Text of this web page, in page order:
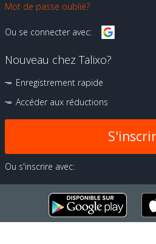
Mot de passe oublié?
Ou se connecter avec:
Nouveau chez Talixo?
Enregistrement rapide
Accéder aux réductions
Ou s'inscrire avec: